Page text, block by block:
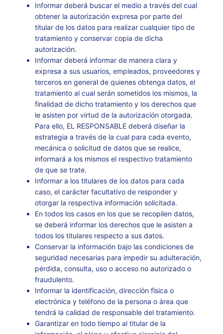
Informar deberá buscar el medio a través del cual
obtener la autorización expresa por parte del
titular de los datos para realizar cualquier tipo de
tratamiento y conservar copia de dicha
autorización.
Informar deberá informar de manera clara y
expresa a sus usuarios, empleados, proveedores y
terceros en general de quienes obtenga datos, el
tratamiento al cual serán sometidos los mismos, la
finalidad de dicho tratamiento y los derechos que
le asisten por virtud de la autorización otorgada.
Para ello, EL RESPONSABLE deberá diseñar la
estrategia a través de la cual para cada evento,
mecánica o solicitud de datos que se realice,
informará a los mismos el respectivo tratamiento
de que se trate.
Informar a los titulares de los datos para cada
caso, el carácter facultativo de responder y
otorgar la respectiva información solicitada.
En todos los casos en los que se recopilen datos,
se deberá informar los derechos que le asisten a
todos los titulares respecto a sus datos.
Conservar la información bajo las condiciones de
seguridad necesarias para impedir su adulteración,
pérdida, consulta, uso o acceso no autorizado o
fraudulento.
Informar la identificación, dirección física o
electrónica y teléfono de la persona o área que
tendrá la calidad de responsable del tratamiento.
Garantizar en todo tiempo al titular de la